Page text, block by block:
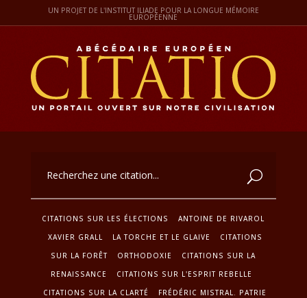
UN PROJET DE L'INSTITUT ILIADE POUR LA LONGUE MÉMOIRE
EUROPÉENNE
CITATIONS SUR LES ÉLECTIONS
ANTOINE DE RIVAROL
XAVIER GRALL
LA TORCHE ET LE GLAIVE
CITATIONS
SUR LA FORÊT
ORTHODOXIE
CITATIONS SUR LA
RENAISSANCE
CITATIONS SUR L'ESPRIT REBELLE
CITATIONS SUR LA CLARTÉ
FRÉDÉRIC MISTRAL. PATRIE